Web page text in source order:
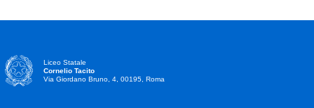
Liceo Statale
Cornelio Tacito
Via Giordano Bruno, 4, 00195, Roma